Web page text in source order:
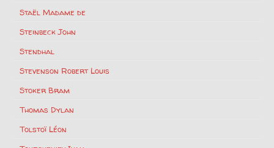
Staël Madame de
Steinbeck John
Stendhal
Stevenson Robert Louis
Stoker Bram
Thomas Dylan
Tolstoï Léon